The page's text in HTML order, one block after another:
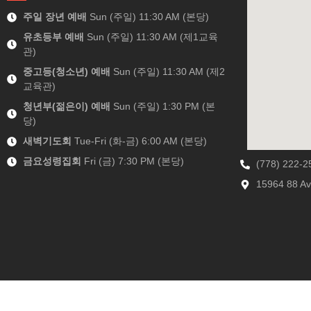
주일 장년 예배 Sun (주일) 11:30 AM (본당)
유초등부 예배 Sun (주일) 11:30 AM (제1교육
관)
중고등(청소년) 예배 Sun (주일) 11:30 AM (제2
교육관)
청년부(젊은이) 예배 Sun (주일) 1:30 PM (본
당)
새벽기도회 Tue-Fri (화-금) 6:00 AM (본당)
금요성령집회 Fri (금) 7:30 PM (본당)
(778) 222-
15964 88